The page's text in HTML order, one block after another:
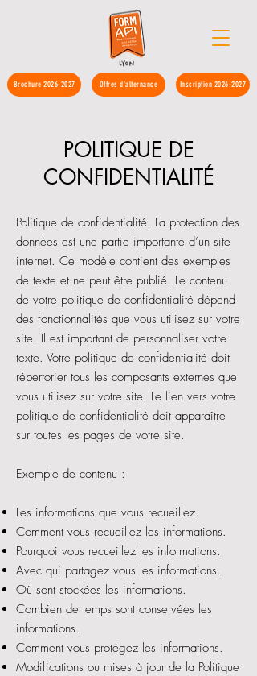
Brochure 2026-2027 Inscription 2026-2027
Offres d'alternance
POLITIQUE DE
CONFIDENTIALITÉ
Politique de confidentialité. La protection des
données est une partie importante d’un site
internet. Ce modèle contient des exemples
de texte et ne peut être publié. Le contenu
de votre politique de confidentialité dépend
des fonctionnalités que vous utilisez sur votre
site. Il est important de personnaliser votre
texte. Votre politique de confidentialité doit
répertorier tous les composants externes que
vous utilisez sur votre site. Le lien vers votre
politique de confidentialité doit apparaître
sur toutes les pages de votre site.
Exemple de contenu :
Les informations que vous recueillez.
Comment vous recueillez les informations.
Pourquoi vous recueillez les informations.
Avec qui partagez vous les informations.
Où sont stockées les informations.
Combien de temps sont conservées les
informations.
Comment vous protégez les informations.
Modifications ou mises à jour de la Politique